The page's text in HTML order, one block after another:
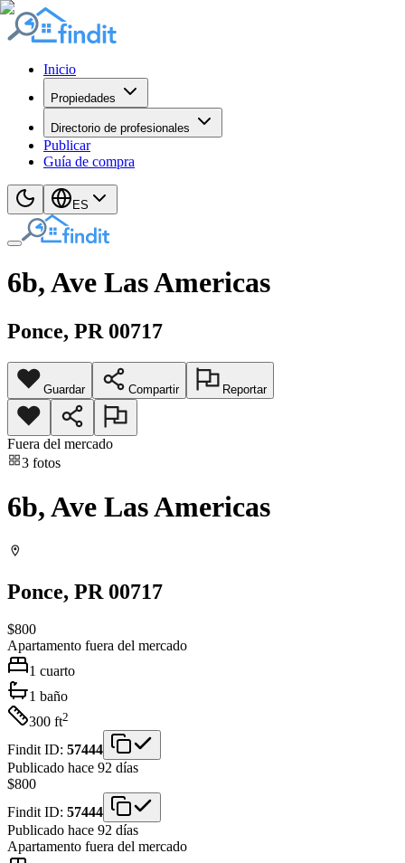
Inicio
Propiedades
Directorio de profesionales
Publicar
Guía de compra
ES
6b, Ave Las Americas
Ponce, PR 00717
Guardar Compartir Reportar
Fuera del mercado
3 fotos
6b, Ave Las Americas
Ponce, PR 00717
$800
Apartamento fuera del mercado
1 cuarto
1 baño
300 ft2
Findit ID: 57444
Publicado hace 92 días
$800
Findit ID: 57444
Publicado hace 92 días
Apartamento fuera del mercado